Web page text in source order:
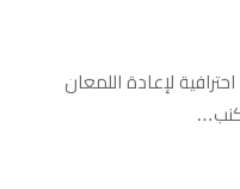
لإعادة اللمعان